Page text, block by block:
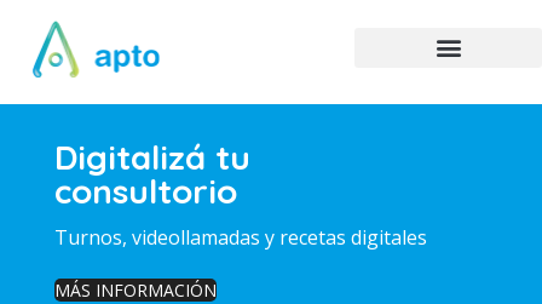
Digitalizá tu
consultorio
Turnos, videollamadas y recetas digitales
MÁS INFORMACIÓN